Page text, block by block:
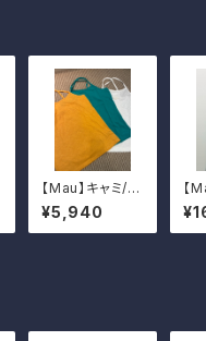
【Mau】キャミ/2
026
¥5,940
【
イ